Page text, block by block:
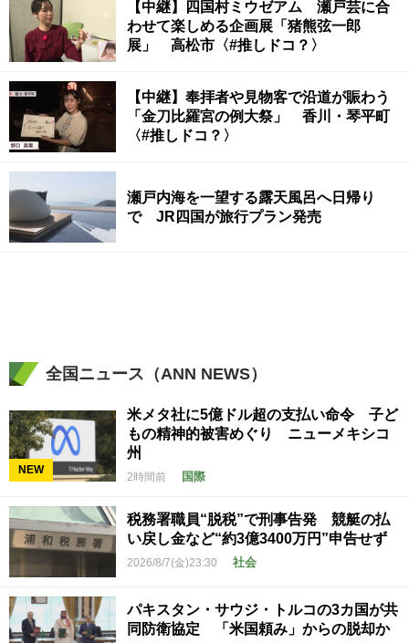
【中継】四国村ミウゼアム 瀬戸芸に合
わせて楽しめる企画展「猪熊弦一郎
展」 高松市〈#推しドコ？〉
【中継】奉拝者や見物客で沿道が賑わう
「金刀比羅宮の例大祭」 香川・琴平町
〈#推しドコ？〉
瀬戸内海を一望する露天風呂へ日帰り
で JR四国が旅行プラン発売
全国ニュース（ANN NEWS）
NEW
米メタ社に5億ドル超の支払い命令 子ど
もの精神的被害めぐり ニューメキシコ
州
2時間前 国際
税務署職員“脱税”で刑事告発 競艇の払
い戻し金など“約3億3400万円”申告せず
2026/8/7(金)23:30 社会
パキスタン・サウジ・トルコの3カ国が共
同防衛協定 「米国頼み」からの脱却か